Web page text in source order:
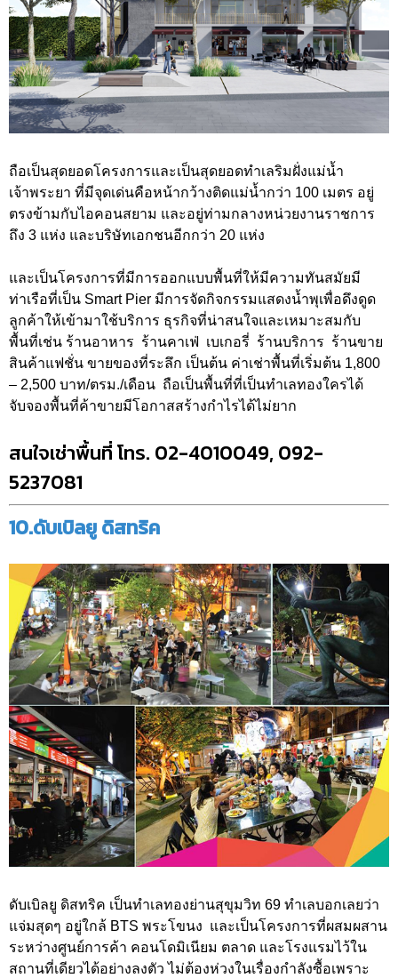
ถือเป็นสุดยอดโครงการและเป็นสุดยอดทำเลริมฝั่งแม่น้ำ
เจ้าพระยา ที่มีจุดเด่นคือหน้ากว้างติดแม่น้ำกว่า 100 เมตร อยู่
ตรงข้ามกับไอคอนสยาม และอยู่ท่ามกลางหน่วยงานราชการ
ถึง 3 แห่ง และบริษัทเอกชนอีกกว่า 20 แห่ง
และเป็นโครงการที่มีการออกแบบพื้นที่ให้มีความทันสมัยมี
ท่าเรือที่เป็น Smart Pier มีการจัดกิจกรรมแสดงน้ำพุเพื่อดึงดูด
ลูกค้าให้เข้ามาใช้บริการ ธุรกิจที่น่าสนใจและเหมาะสมกับ
พื้นที่เช่น ร้านอาหาร ร้านคาเฟ่ เบเกอรี่ ร้านบริการ ร้านขาย
สินค้าแฟชั่น ขายของที่ระลึก เป็นต้น ค่าเช่าพื้นที่เริ่มต้น 1,800
– 2,500 บาท/ตรม./เดือน ถือเป็นพื้นที่ที่เป็นทำเลทองใครได้
จับจองพื้นที่ค้าขายมีโอกาสสร้างกำไรได้ไม่ยาก
สนใจเช่าพื้นที่ โทร. 02-4010049, 092-
5237081
10.ดับเบิลยู ดิสทริค
ดับเบิลยู ดิสทริค เป็นทำเลทองย่านสุขุมวิท 69 ทำเลบอกเลยว่า
แจ่มสุดๆ อยู่ใกล้ BTS พระโขนง และเป็นโครงการที่ผสมผสาน
ระหว่างศูนย์การค้า คอนโดมิเนียม ตลาด และโรงแรมไว้ใน
สถานที่เดียวได้อย่างลงตัว ไม่ต้องห่วงในเรื่องกำลังซื้อเพราะ